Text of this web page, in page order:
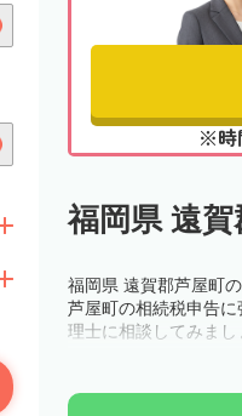
※時
福岡県 遠
福岡県 遠賀郡芦屋町
芦屋町の相続税申告
理士に相談してみまし